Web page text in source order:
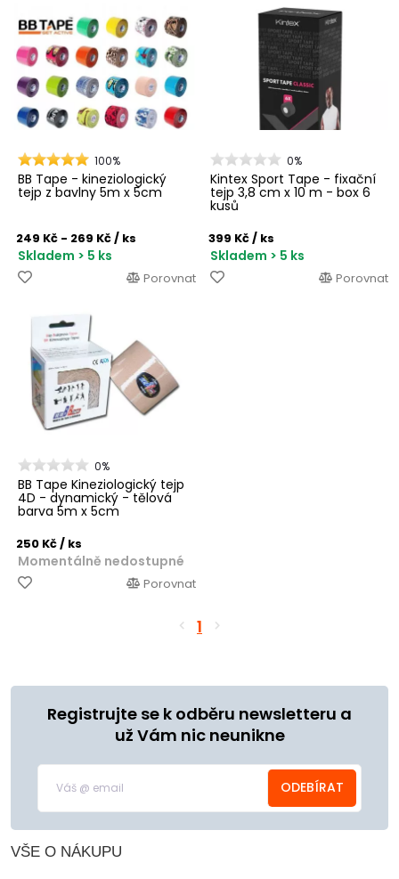
100%
BB Tape - kineziologický
tejp z bavlny 5m x 5cm
249 Kč - 269 Kč/ ks
Skladem > 5 ks
Porovnat
0%
Kintex Sport Tape - fixační
tejp 3,8 cm x 10 m - box 6
kusů
399 Kč/ ks
Skladem > 5 ks
Porovnat
0%
BB Tape Kineziologický tejp
4D - dynamický - tělová
barva 5m x 5cm
250 Kč/ ks
Momentálně nedostupné
Porovnat
1
Registrujte se k odběru newsletteru a
už Vám nic neunikne
ODEBÍRAT
VŠE O NÁKUPU